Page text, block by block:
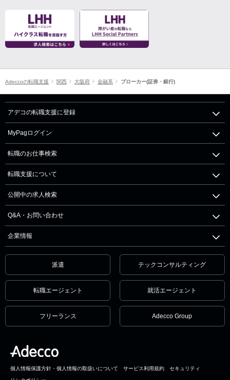
Adeccoの転職支援 関西 大阪府 金融系 ブローカー(証券・銀行)
アデコの転職支援に登録
MyPagログイン
転職のお仕事検索
転職支援について
公開中の求人検索
Q&A・お問い合わせ
企業情報
派遣 テックコンサルティング
転職エージェント 就活エージェント
フリーランス Adecco Group
個人情報保護方針・個人情報の取扱いについて サービス利用規約 セキュリティ